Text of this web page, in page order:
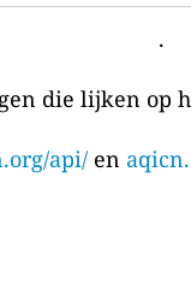
.
die lijken op
api/ en